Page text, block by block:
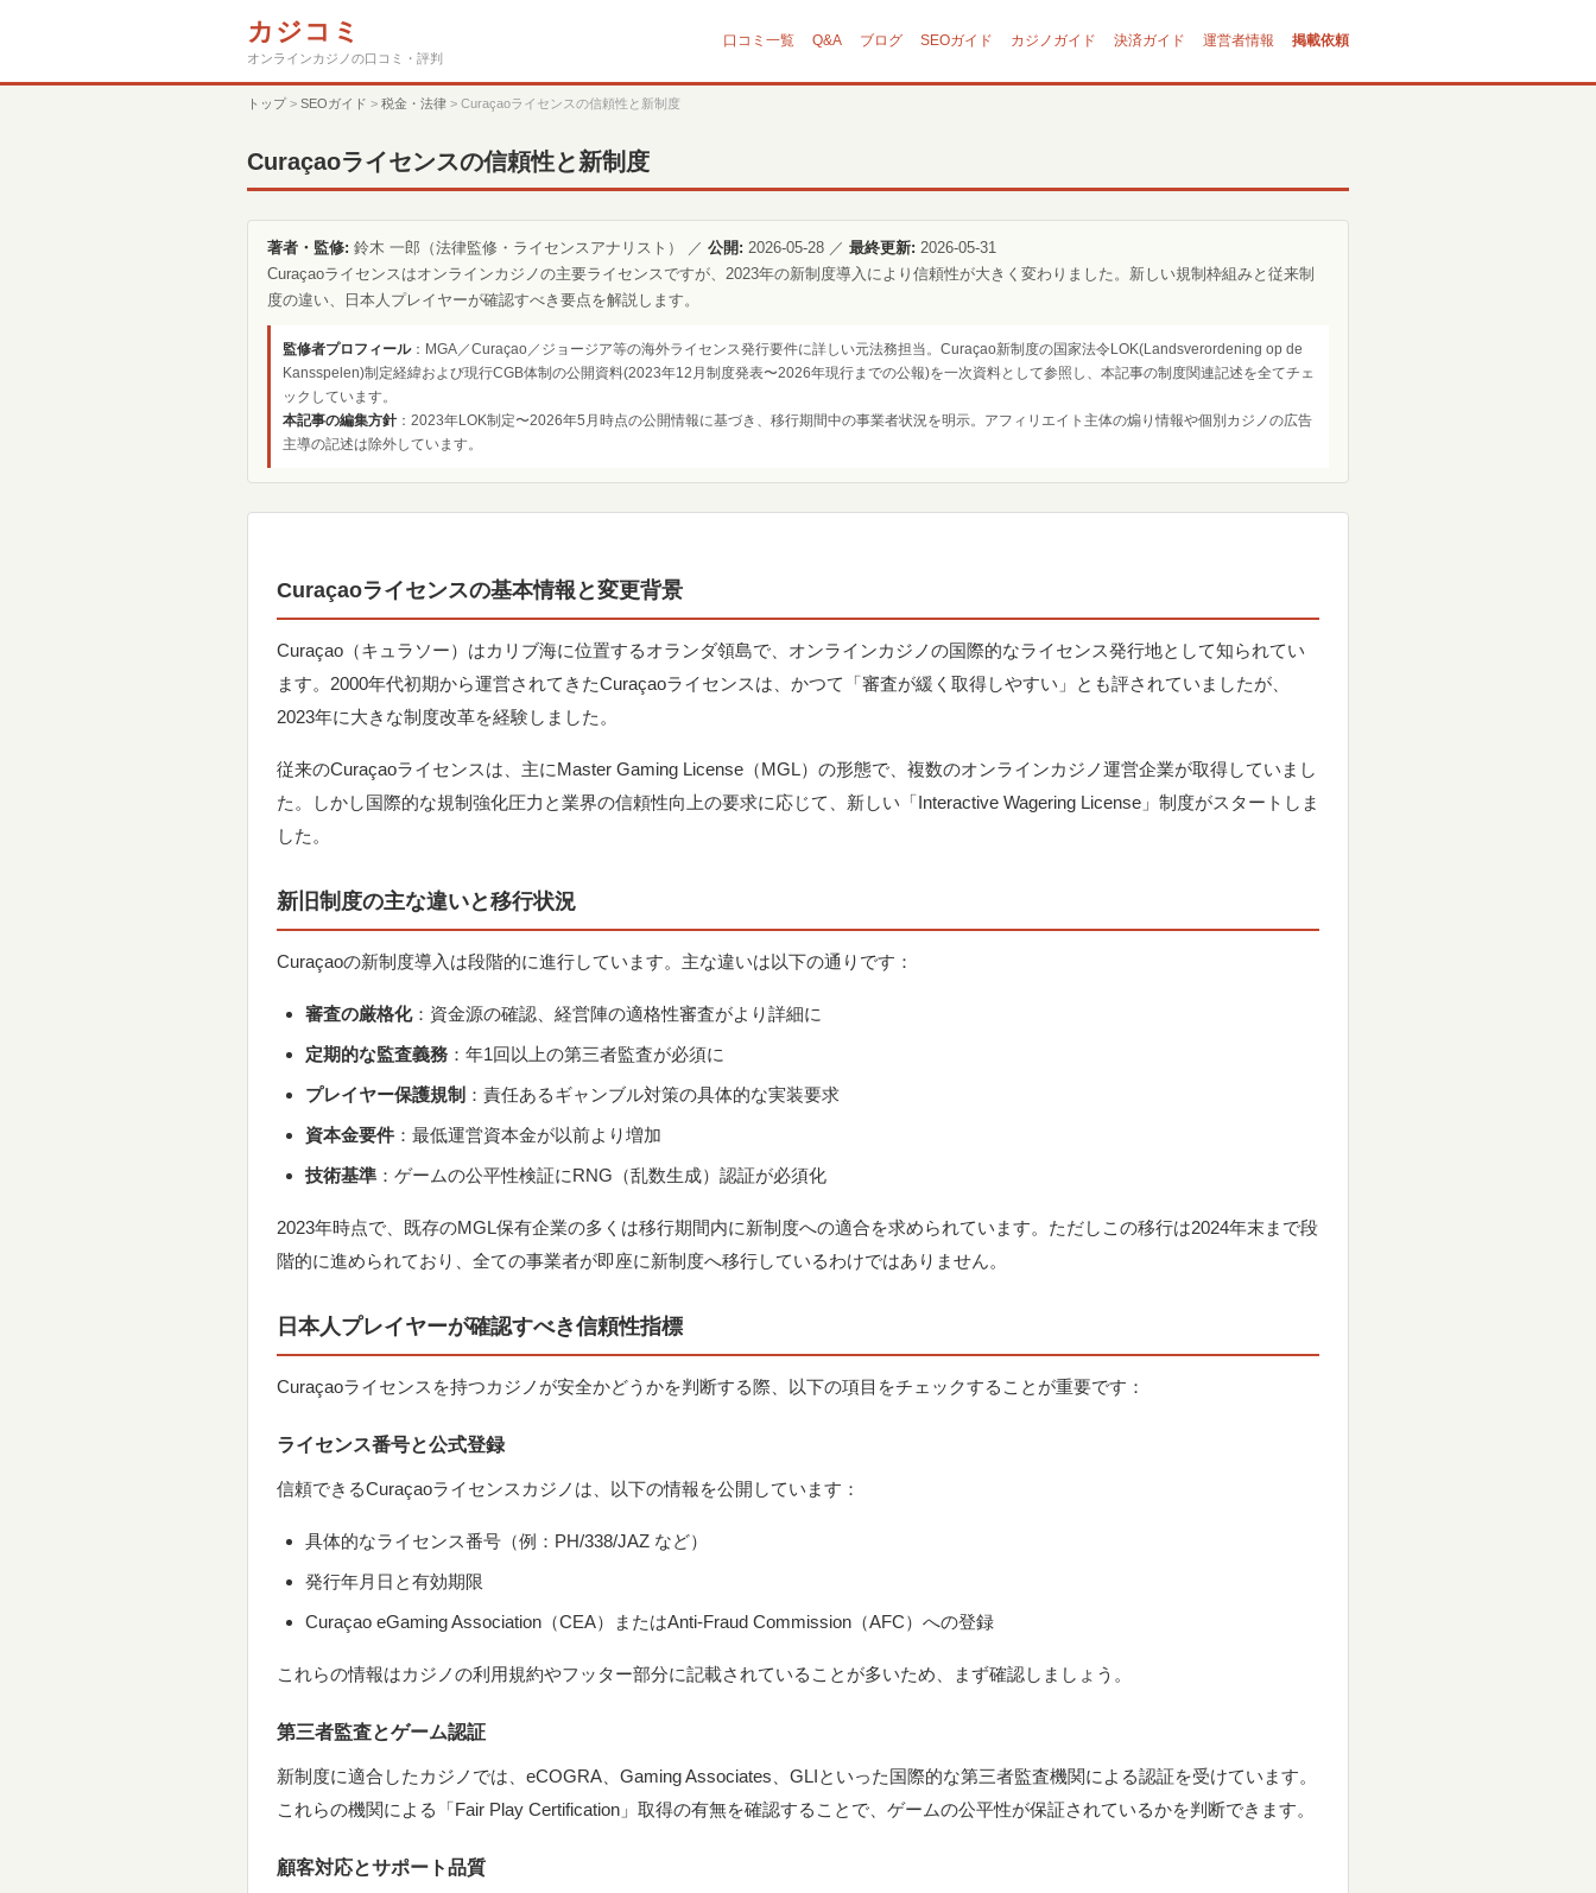
カジコミ
オンラインカジノの口コミ・評判
口コミ一覧 Q&A ブログ SEOガイド カジノガイド 決済ガイド 運営者情報 掲載依頼
トップ> SEOガイド > 税金・法律 > Curaçaoライセンスの信頼性と新制度
Curaçaoライセンスの信頼性と新制度
著者・監修: 鈴木 一郎（法律監修・ライセンスアナリスト） ／ 公開: 2026-05-28 ／ 最終更新: 2026-05-31
Curaçaoライセンスはオンラインカジノの主要ライセンスですが、2023年の新制度導入により信頼性が大きく変わりました。新しい規制枠組みと従来制
度の違い、日本人プレイヤーが確認すべき要点を解説します。
監修者プロフィール：MGA／Curaçao／ジョージア等の海外ライセンス発行要件に詳しい元法務担当。Curaçao新制度の国家法令LOK(Landsverordening op de
Kansspelen)制定経緯および現行CGB体制の公開資料(2023年12月制度発表〜2026年現行までの公報)を一次資料として参照し、本記事の制度関連記述を全てチェ
ックしています。
本記事の編集方針：2023年LOK制定〜2026年5月時点の公開情報に基づき、移行期間中の事業者状況を明示。アフィリエイト主体の煽り情報や個別カジノの広告
主導の記述は除外しています。
Curaçaoライセンスの基本情報と変更背景
Curaçao（キュラソー）はカリブ海に位置するオランダ領島で、オンラインカジノの国際的なライセンス発行地として知られてい
ます。2000年代初期から運営されてきたCuraçaoライセンスは、かつて「審査が緩く取得しやすい」とも評されていましたが、
2023年に大きな制度改革を経験しました。
従来のCuraçaoライセンスは、主にMaster Gaming License（MGL）の形態で、複数のオンラインカジノ運営企業が取得していまし
た。しかし国際的な規制強化圧力と業界の信頼性向上の要求に応じて、新しい「Interactive Wagering License」制度がスタートしま
した。
新旧制度の主な違いと移行状況
Curaçaoの新制度導入は段階的に進行しています。主な違いは以下の通りです：
審査の厳格化：資金源の確認、経営陣の適格性審査がより詳細に
定期的な監査義務 ：年1回以上の第三者監査が必須に
プレイヤー保護規制 ：責任あるギャンブル対策の具体的な実装要求
資本金要件 ：最低運営資本金が以前より増加
技術基準 ：ゲームの公平性検証にRNG（乱数生成）認証が必須化
2023年時点で、既存のMGL保有企業の多くは移行期間内に新制度への適合を求められています。ただしこの移行は2024年末まで段
階的に進められており、全ての事業者が即座に新制度へ移行しているわけではありません。
日本人プレイヤーが確認すべき信頼性指標
Curaçaoライセンスを持つカジノが安全かどうかを判断する際、以下の項目をチェックすることが重要です：
ライセンス番号と公式登録
信頼できるCuraçaoライセンスカジノは、以下の情報を公開しています：
具体的なライセンス番号（例：PH/338/JAZ など）
発行年月日と有効期限
Curaçao eGaming Association（CEA）またはAnti-Fraud Commission（AFC）への登録
これらの情報はカジノの利用規約やフッター部分に記載されていることが多いため、まず確認しましょう。
第三者監査とゲーム認証
新制度に適合したカジノでは、eCOGRA、Gaming Associates、GLIといった国際的な第三者監査機関による認証を受けています。
これらの機関による「Fair Play Certification」取得の有無を確認することで、ゲームの公平性が保証されているかを判断できます。
顧客対応とサポート品質